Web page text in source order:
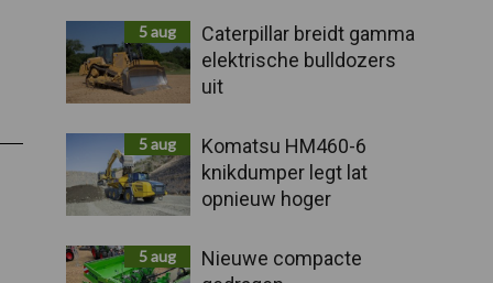
5 aug
Caterpillar breidt gamma
elektrische bulldozers
uit
5 aug
Komatsu HM460-6
knikdumper legt lat
opnieuw hoger
5 aug
Nieuwe compacte